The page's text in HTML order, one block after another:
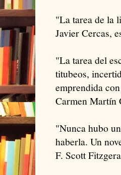
"La tarea de la
Javier Cercas,
"La tarea del
titubeos,
emprendida
Carmen Martín
"Nunca hubo
haberla. Un
F. Scott